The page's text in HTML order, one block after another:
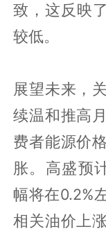
致，这反映
较低。
展望未来，
续温和推高
费者能源价
胀。高盛预
幅将在0.2%
相关油价上